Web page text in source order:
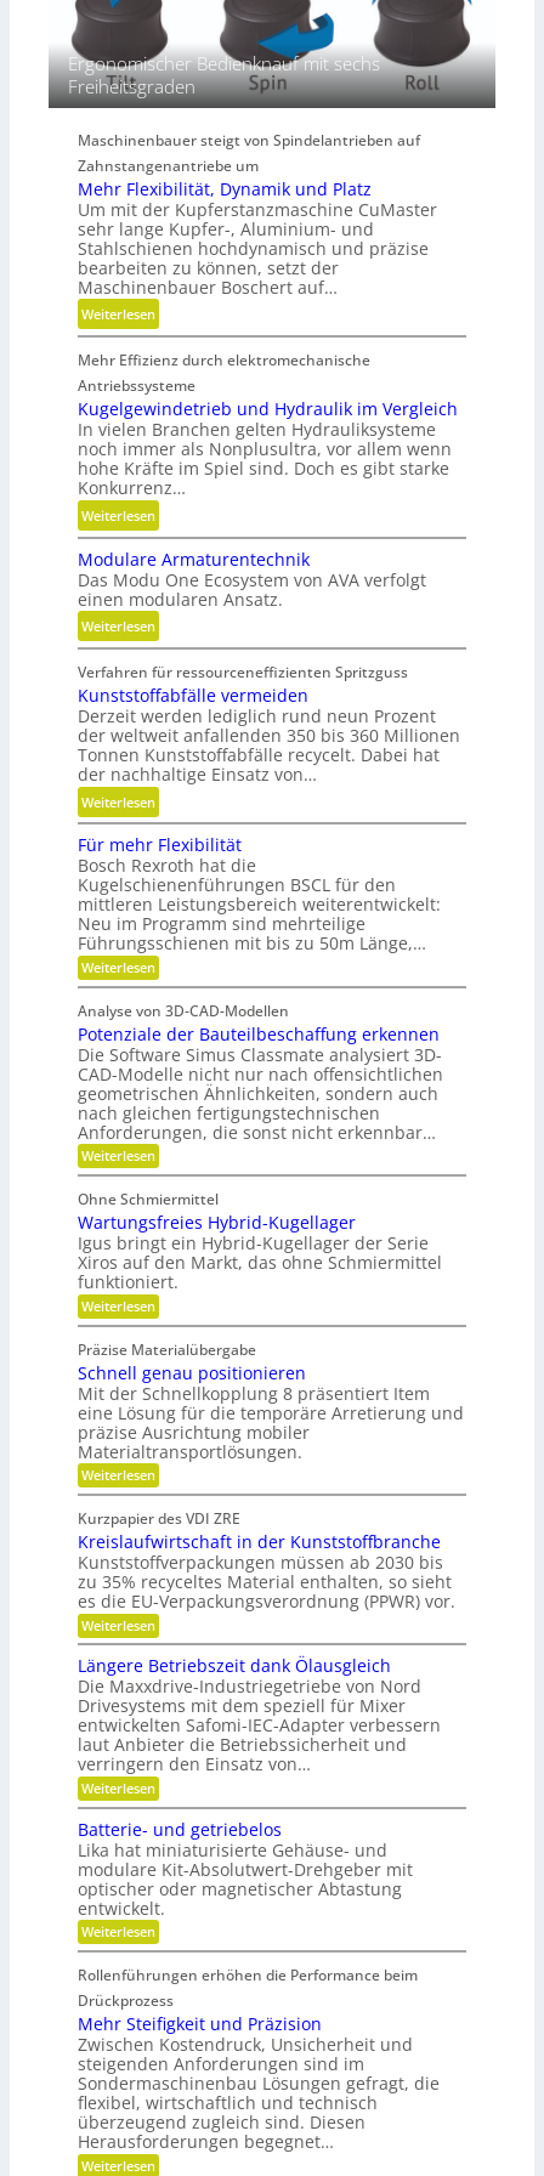
n
s
o
n
e
n
Ergonomischer Bedienknauf mit sechs
Freiheitsgraden
Maschinenbauer steigt von Spindelantrieben auf
Zahnstangenantriebe um
Mehr Flexibilität, Dynamik und Platz
Um mit der Kupferstanzmaschine CuMaster
sehr lange Kupfer-, Aluminium- und
Stahlschienen hochdynamisch und präzise
bearbeiten zu können, setzt der
Maschinenbauer Boschert auf…
Weiterlesen:
M
e
h
r
F
l
e
x
i
b
i
l
i
t
t
,
D
y
n
m
k
u
n
d
P
l
a
t
z
Mehr Effizienz durch elektromechanische
Antriebssysteme
Kugelgewindetrieb und Hydraulik im Vergleich
In vielen Branchen gelten Hydrauliksysteme
noch immer als Nonplusultra, vor allem wenn
hohe Kräfte im Spiel sind. Doch es gibt starke
Konkurrenz…
Weiterlesen:
K
u
g
e
l
g
e
w
i
n
d
e
t
r
i
e
b
u
n
d
y
d
r
a
u
l
i
i
m
V
e
r
g
l
e
i
c
h
Modulare Armaturentechnik
Das Modu One Ecosystem von AVA verfolgt
einen modularen Ansatz.
Weiterlesen:
M
o
d
u
l
a
r
e
r
m
a
t
u
r
e
n
t
e
c
h
n
i
k
Verfahren für ressourceneffizienten Spritzguss
Kunststoffabfälle vermeiden
Derzeit werden lediglich rund neun Prozent
der weltweit anfallenden 350 bis 360 Millionen
Tonnen Kunststoffabfälle recycelt. Dabei hat
der nachhaltige Einsatz von…
Weiterlesen:
K
u
n
s
s
t
o
f
f
a
b
f
ä
l
l
e
v
e
r
m
e
i
d
e
n
Für mehr Flexibilität
Bosch Rexroth hat die
Kugelschienenführungen BSCL für den
mittleren Leistungsbereich weiterentwickelt:
Neu im Programm sind mehrteilige
Führungsschienen mit bis zu 50m Länge,…
Weiterlesen:
F
r
m
e
h
r
F
l
e
x
i
i
l
i
t
ä
t
Analyse von 3D-CAD-Modellen
Potenziale der Bauteilbeschaffung erkennen
Die Software Simus Classmate analysiert 3D-
CAD-Modelle nicht nur nach offensichtlichen
geometrischen Ähnlichkeiten, sondern auch
nach gleichen fertigungstechnischen
Anforderungen, die sonst nicht erkennbar…
Weiterlesen:
P
t
e
n
z
i
a
l
e
e
r
B
a
u
t
e
i
l
e
s
c
h
a
f
f
u
n
g
e
r
k
e
n
n
e
Ohne Schmiermittel
Wartungsfreies Hybrid-Kugellager
Igus bringt ein Hybrid-Kugellager der Serie
Xiros auf den Markt, das ohne Schmiermittel
funktioniert.
Weiterlesen:
W
r
t
u
n
g
s
f
r
e
e
s
H
y
b
r
i
d
-
K
u
g
e
l
l
a
g
e
r
Präzise Materialübergabe
Schnell genau positionieren
Mit der Schnellkopplung 8 präsentiert Item
eine Lösung für die temporäre Arretierung und
präzise Ausrichtung mobiler
Materialtransportlösungen.
Weiterlesen:
S
h
n
e
l
l
g
e
n
a
u
p
o
s
i
t
i
o
n
i
e
r
e
n
Kurzpapier des VDI ZRE
Kreislaufwirtschaft in der Kunststoffbranche
Kunststoffverpackungen müssen ab 2030 bis
zu 35% recyceltes Material enthalten, so sieht
es die EU-Verpackungsverordnung (PPWR) vor.
Weiterlesen:
K
r
e
i
s
l
a
u
f
w
i
r
t
s
c
h
a
f
t
n
d
e
r
K
u
n
s
t
s
t
o
Längere Betriebszeit dank Ölausgleich
Die Maxxdrive-Industriegetriebe von Nord
Drivesystems mit dem speziell für Mixer
entwickelten Safomi-IEC-Adapter verbessern
laut Anbieter die Betriebssicherheit und
verringern den Einsatz von…
Weiterlesen:
L
n
g
e
r
e
B
e
t
r
e
b
z
e
i
t
d
a
n
Batterie- und getriebelos
Lika hat miniaturisierte Gehäuse- und
modulare Kit-Absolutwert-Drehgeber mit
optischer oder magnetischer Abtastung
entwickelt.
Weiterlesen:
B
t
t
e
r
e
-
u
n
d
g
e
Rollenführungen erhöhen die Performance beim
Drückprozess
Mehr Steifigkeit und Präzision
Zwischen Kostendruck, Unsicherheit und
steigenden Anforderungen sind im
Sondermaschinenbau Lösungen gefragt, die
flexibel, wirtschaftlich und technisch
überzeugend zugleich sind. Diesen
Herausforderungen begegnet…
Weiterlesen: